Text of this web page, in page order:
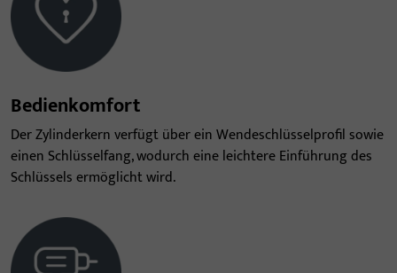
Bedienkomfort
Der Zylinderkern verfügt über ein Wendeschlüsselprofil sowie
einen Schlüsselfang, wodurch eine leichtere Einführung des
Schlüssels ermöglicht wird.